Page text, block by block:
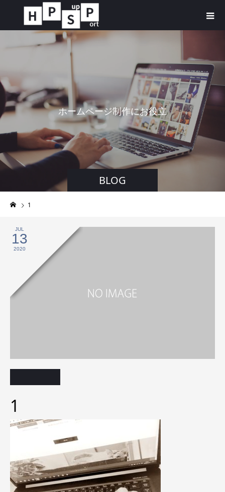
BLOG
ホームページ制作にお役立ちする
1
JUL
13
2020
1